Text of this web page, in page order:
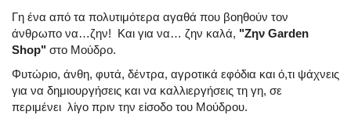
Γη ένα από τα πολυτιμότερα αγαθά που βοηθούν τον
άνθρωπο να…ζην! Και για να… ζην καλά, "Ζην Garden
Shop" στο Μούδρο.
Φυτώριο, άνθη, φυτά, δέντρα, αγροτικά εφόδια και ό,τι ψάχνεις
για να δημιουργήσεις και να καλλιεργήσεις τη γη, σε
περιμένει λίγο πριν την είσοδο του Μούδρου.